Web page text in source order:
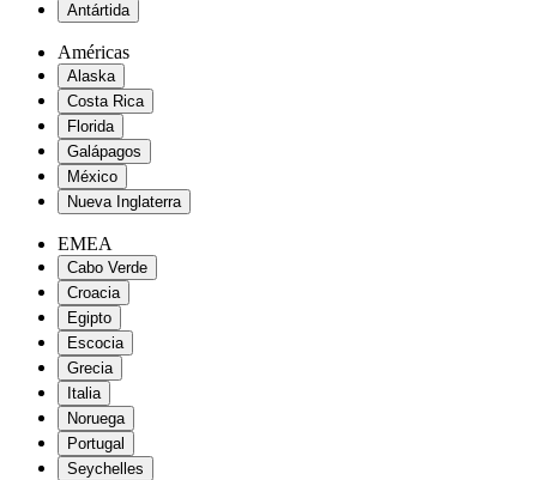
Antártida
Américas
Alaska
Costa Rica
Florida
Galápagos
México
Nueva Inglaterra
EMEA
Cabo Verde
Croacia
Egipto
Escocia
Grecia
Italia
Noruega
Portugal
Seychelles